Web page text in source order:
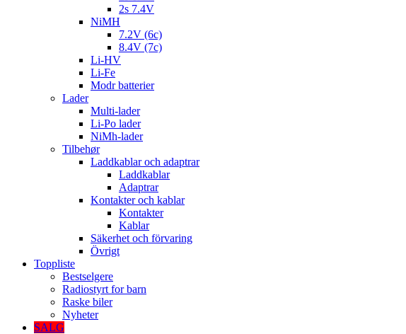
2s 7.4V
NiMH
7.2V (6c)
8.4V (7c)
Li-HV
Li-Fe
Modr batterier
Lader
Multi-lader
Li-Po lader
NiMh-lader
Tilbehør
Laddkablar och adaptrar
Laddkablar
Adaptrar
Kontakter och kablar
Kontakter
Kablar
Säkerhet och förvaring
Övrigt
Toppliste
Bestselgere
Radiostyrt for barn
Raske biler
Nyheter
SALG